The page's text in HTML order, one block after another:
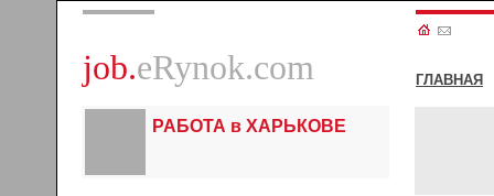
job.eRynok.com ГЛАВНАЯ
РАБОТА в ХАРЬКОВЕ